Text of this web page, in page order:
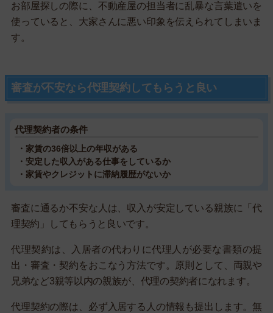
お部屋探しの際に、不動産屋の担当者に乱暴な言葉遣いを
使っていると、大家さんに悪い印象を伝えられてしまいま
す。
審査が不安なら代理契約してもらうと良い
代理契約者の条件
・家賃の36倍以上の年収がある
・安定した収入がある仕事をしているか
・家賃やクレジットに滞納履歴がないか
審査に通るか不安な人は、収入が安定している親族に「代
理契約」してもらうと良いです。
代理契約は、入居者の代わりに代理人が必要な書類の提
出・審査・契約をおこなう方法です。原則として、両親や
兄弟など3親等以内の親族が、代理の契約者になれます。
代理契約の際は、必ず入居する人の情報も提出します。無